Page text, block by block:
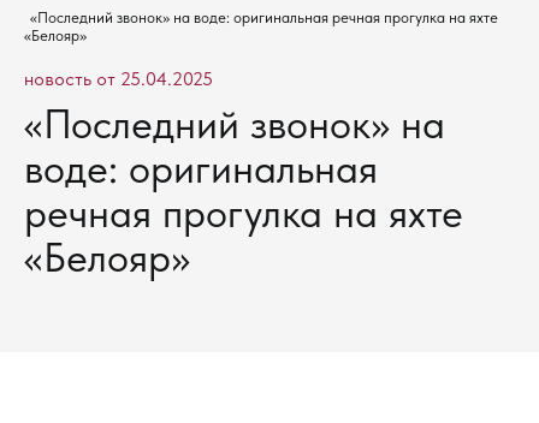
«Последний звонок» на воде: оригинальная речная прогулка на яхте
«Белояр»
новость от 25.04.2025
«Последний звонок» на
воде: оригинальная
речная прогулка на яхте
«Белояр»